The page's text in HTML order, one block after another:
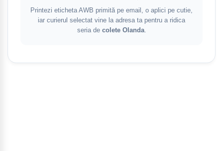
Printezi eticheta AWB primită pe email, o aplici pe cutie,
iar curierul selectat vine la adresa ta pentru a ridica
seria de colete Olanda.